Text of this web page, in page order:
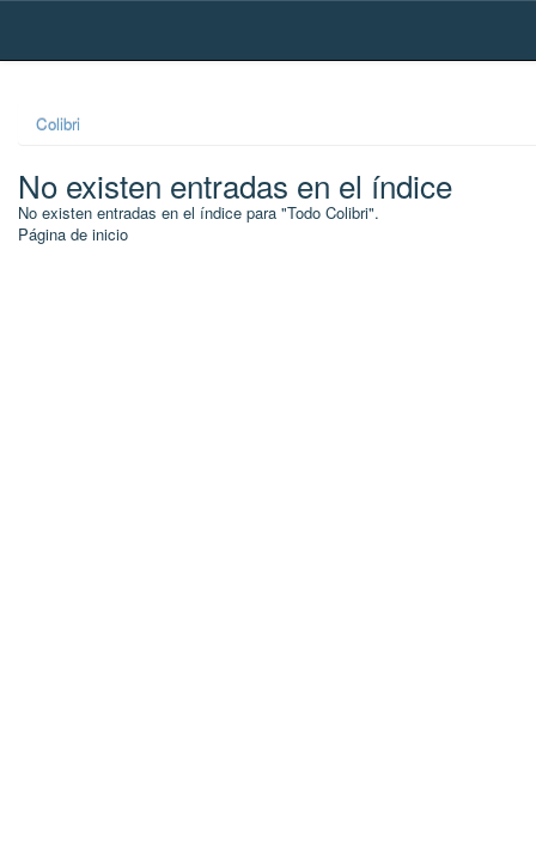
Skip
Colibri
No existen entradas en el índice
No existen entradas en el índice para "Todo Colibri".
Página de inicio